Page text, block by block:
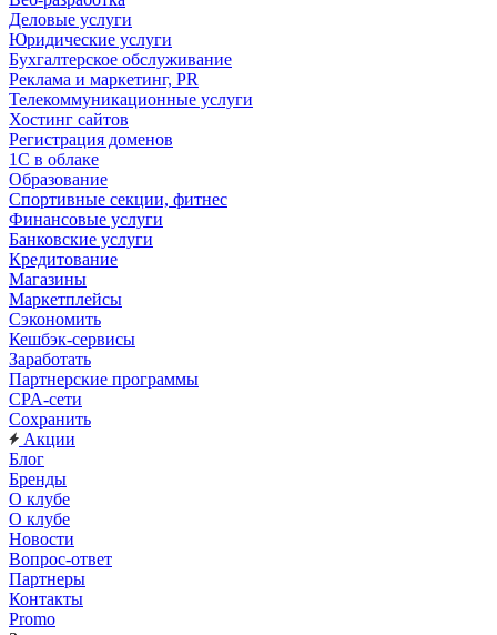
Деловые услуги
Юридические услуги
Бухгалтерское обслуживание
Реклама и маркетинг, PR
Телекоммуникационные услуги
Хостинг сайтов
Регистрация доменов
1С в облаке
Образование
Спортивные секции, фитнес
Финансовые услуги
Банковские услуги
Кредитование
Магазины
Маркетплейсы
Сэкономить
Кешбэк-сервисы
Заработать
Партнерские программы
CPA-сети
Сохранить
Акции
Блог
Бренды
О клубе
О клубе
Новости
Вопрос-ответ
Партнеры
Контакты
Promo